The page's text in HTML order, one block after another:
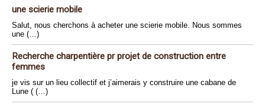
une scierie mobile
Salut, nous cherchons à acheter une scierie mobile. Nous sommes
une (…)
Recherche charpentière pr projet de construction entre
femmes
je vis sur un lieu collectif et j’aimerais y construire une cabane de
Lune ( (…)